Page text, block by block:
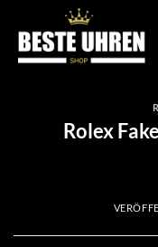
Inhalt
springen
Rolex